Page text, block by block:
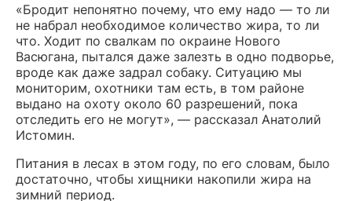
«Бродит непонятно почему, что ему надо — то ли
не набрал необходимое количество жира, то ли
что. Ходит по свалкам по окраине Нового
Васюгана, пытался даже залезть в одно подворье,
вроде как даже задрал собаку. Ситуацию мы
мониторим, охотники там есть, в том районе
выдано на охоту около 60 разрешений, пока
отследить его не могут», — рассказал Анатолий
Истомин.
Питания в лесах в этом году, по его словам, было
достаточно, чтобы хищники накопили жира на
зимний период.